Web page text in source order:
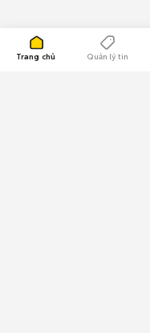
Trang chủ Quản lý tin